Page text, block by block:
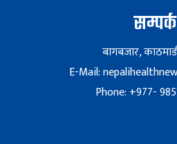
सम्पर्क
बागबजार,
E-Mail:
Phone: +977-